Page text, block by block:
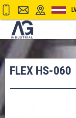
FLEX HS-060